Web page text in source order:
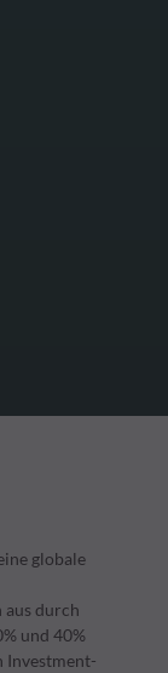
globale
aus durch
und 40%
Investment-